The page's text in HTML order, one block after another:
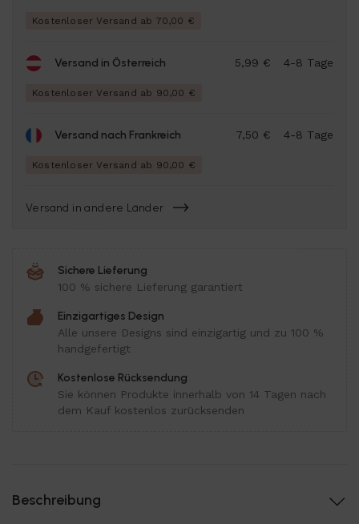
Kostenloser Versand ab 70,00 €
Versand in Österreich 4-8 Tage
5,99 €
Kostenloser Versand ab 90,00 €
Versand nach Frankreich 4-8 Tage
7,50 €
Kostenloser Versand ab 90,00 €
Versand in andere Länder
Sichere Lieferung
100 % sichere Lieferung garantiert
Einzigartiges Design
Alle unsere Designs sind einzigartig und zu 100 %
handgefertigt
Kostenlose Rücksendung
Sie können Produkte innerhalb von 14 Tagen nach
dem Kauf kostenlos zurücksenden
Beschreibung